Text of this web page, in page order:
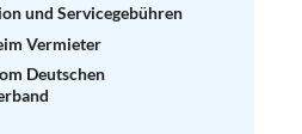
und Servicegebühren
Vermieter
Deutschen